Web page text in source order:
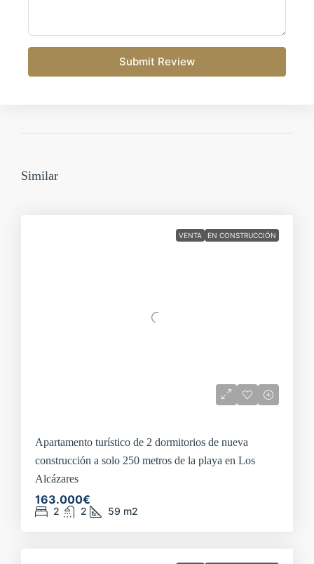
Submit Review
Similar
VENTA EN CONSTRUCCIÓN
Apartamento turístico de 2 dormitorios de nueva
construcción a solo 250 metros de la playa en Los
Alcázares
163.000€
2 2 59 m2